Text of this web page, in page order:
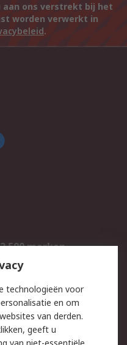
aan ons verstrekt bij het
worden verwerkt in
.
2.500 merken
Inkoopoplossingen
technologieën voor
en om
van derden.
geeft u